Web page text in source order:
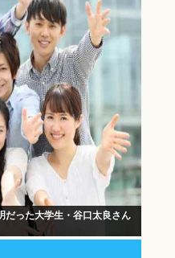
だった大学生・谷口太良さん